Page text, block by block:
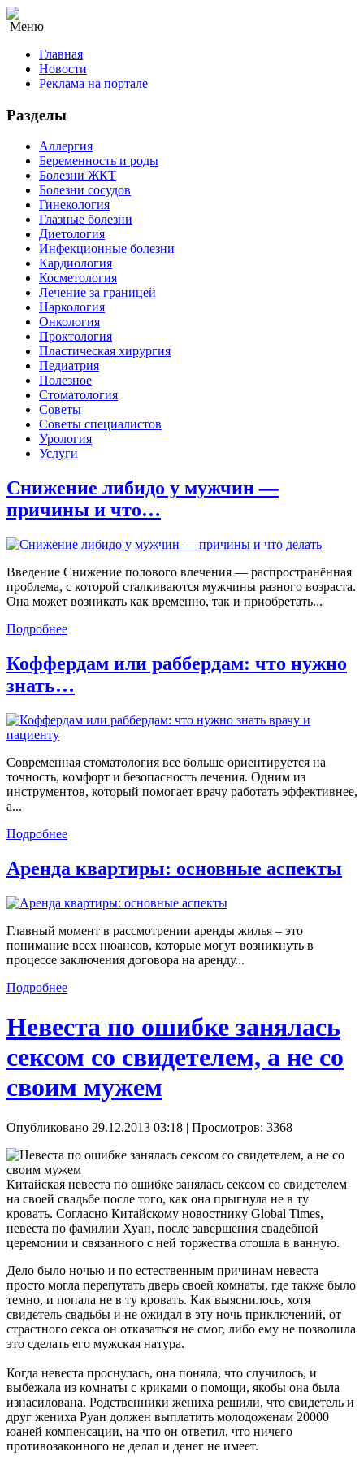
Меню
Главная
Новости
Реклама на портале
Разделы
Аллергия
Беременность и роды
Болезни ЖКТ
Болезни сосудов
Гинекология
Глазные болезни
Диетология
Инфекционные болезни
Кардиология
Косметология
Лечение за границей
Наркология
Онкология
Проктология
Пластическая хирургия
Педиатрия
Полезное
Стоматология
Советы
Советы специалистов
Урология
Услуги
Снижение либидо у мужчин —
причины и что…
Введение Снижение полового влечения — распространённая
проблема, с которой сталкиваются мужчины разного возраста.
Она может возникать как временно, так и приобретать...
Подробнее
Коффердам или раббердам: что нужно
знать…
Современная стоматология все больше ориентируется на
точность, комфорт и безопасность лечения. Одним из
инструментов, который помогает врачу работать эффективнее,
а...
Подробнее
Аренда квартиры: основные аспекты
Главный момент в рассмотрении аренды жилья – это
понимание всех нюансов, которые могут возникнуть в
процессе заключения договора на аренду...
Подробнее
Невеста по ошибке занялась
сексом со свидетелем, а не со
своим мужем
Опубликовано 29.12.2013 03:18 | Просмотров: 3368
Китайская невеста по ошибке занялась сексом со свидетелем
на своей свадьбе после того, как она прыгнула не в ту
кровать. Согласно Китайскому новостнику Global Times,
невеста по фамилии Хуан, после завершения свадебной
церемонии и связанного с ней торжества отошла в ванную.
Дело было ночью и по естественным причинам невеста
просто могла перепутать дверь своей комнаты, где также было
темно, и попала не в ту кровать. Как выяснилось, хотя
свидетель свадьбы и не ожидал в эту ночь приключений, от
страстного секса он отказаться не смог, либо ему не позволила
это сделать его мужская натура.
Когда невеста проснулась, она поняла, что случилось, и
выбежала из комнаты с криками о помощи, якобы она была
изнасилована. Родственники жениха решили, что свидетель и
друг жениха Руан должен выплатить молодоженам 20000
юаней компенсации, на что он ответил, что ничего
противозаконного не делал и денег не имеет.